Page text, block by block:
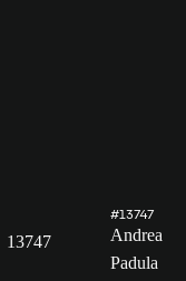
13747
#13747
Andrea
Padula